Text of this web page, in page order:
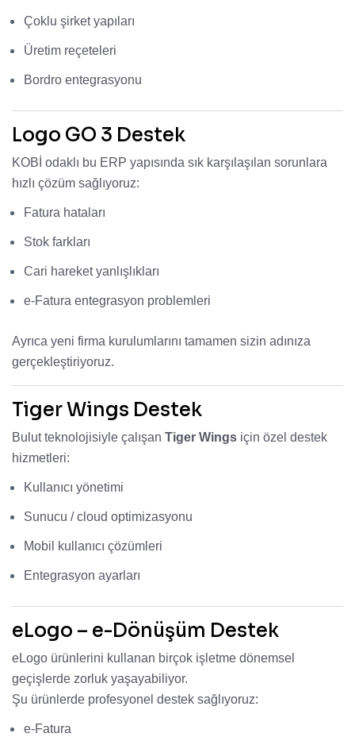
Çoklu şirket yapıları
Üretim reçeteleri
Bordro entegrasyonu
Logo GO 3 Destek
KOBİ odaklı bu ERP yapısında sık karşılaşılan sorunlara
hızlı çözüm sağlıyoruz:
Fatura hataları
Stok farkları
Cari hareket yanlışlıkları
e-Fatura entegrasyon problemleri
Ayrıca yeni firma kurulumlarını tamamen sizin adınıza
gerçekleştiriyoruz.
Tiger Wings Destek
Bulut teknolojisiyle çalışan Tiger Wings için özel destek
hizmetleri:
Kullanıcı yönetimi
Sunucu / cloud optimizasyonu
Mobil kullanıcı çözümleri
Entegrasyon ayarları
eLogo – e-Dönüşüm Destek
eLogo ürünlerini kullanan birçok işletme dönemsel
geçişlerde zorluk yaşayabiliyor.
Şu ürünlerde profesyonel destek sağlıyoruz:
e-Fatura